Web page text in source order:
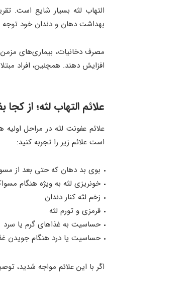
بهداشت دهان و دندان خود توجه
مصرف دخانیات، بیماری‌های مزمن
افزایش دهند. همچنین، افراد
علائم التهاب لثه؛ از
علائم عفونت لثه در مراحل
است علائم زیر را تجربه کنید:
بوی بد دهان که حتی بعد از
خونریزی لثه به ویژه هنگام
زخم لثه کنار دندان
قرمزی و تورم لثه
حساسیت به غذاهای گرم یا سرد
حساسیت یا درد هنگام جویدن
اگر با این علائم مواجه شدید،